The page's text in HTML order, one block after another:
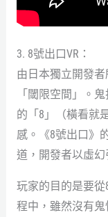
3. 8號出口VR：
由日本獨立開發
「閾限空間」。
的「8」（橫看就
感。《8號出口》
道，開發者以虛幻
玩家的目的是要
程中，雖然沒有